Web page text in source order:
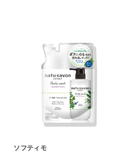
ソフティモ